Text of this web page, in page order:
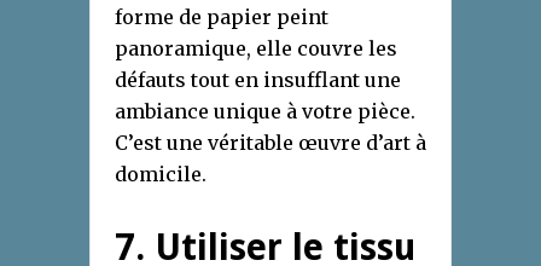
forme de papier peint
panoramique, elle couvre les
défauts tout en insufflant une
ambiance unique à votre pièce.
C’est une véritable œuvre d’art à
domicile.
7. Utiliser le tissu